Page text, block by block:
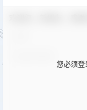
您必须登